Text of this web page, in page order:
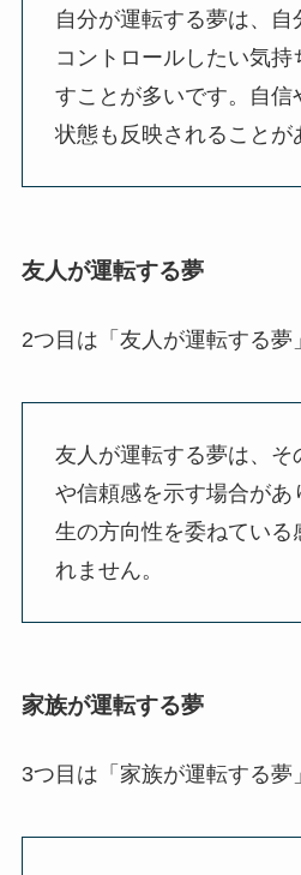
自分が運転する夢は、
コントロールしたい気持
すことが多いです。自信
状態も反映されることが
友人が運転する夢
2つ目は「友人が運転する夢
友人が運転する夢は、そ
や信頼感を示す場合があ
生の方向性を委ねている
れません。
家族が運転する夢
3つ目は「家族が運転する夢